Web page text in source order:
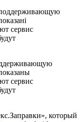
сервис
который